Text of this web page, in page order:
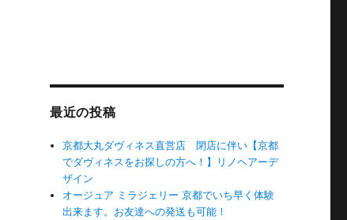
最近の投稿
京都大丸ダヴィネス直営店 閉店に伴い【京都
でダヴィネスをお探しの方へ！】リノヘアーデ
ザイン
オージュア ミラジェリー 京都でいち早く体験
出来ます。お友達への発送も可能！